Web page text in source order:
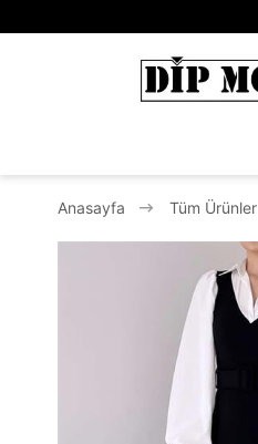
Anasayfa Tüm Ürünler